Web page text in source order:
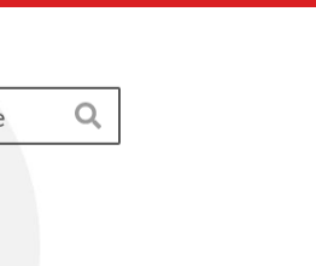
Hae